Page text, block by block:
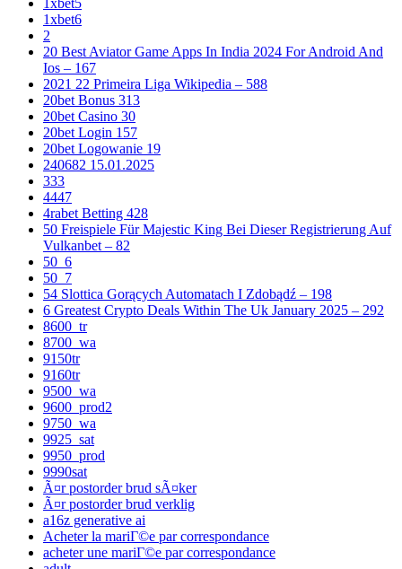
1xbet5
1xbet6
2
20 Best Aviator Game Apps In India 2024 For Android And
Ios – 167
2021 22 Primeira Liga Wikipedia – 588
20bet Bonus 313
20bet Casino 30
20bet Login 157
20bet Logowanie 19
240682 15.01.2025
333
4447
4rabet Betting 428
50 Freispiele Für Majestic King Bei Dieser Registrierung Auf
Vulkanbet – 82
50_6
50_7
54 Slottica Gorących Automatach I Zdobądź – 198
6 Greatest Crypto Deals Within The Uk January 2025 – 292
8600_tr
8700_wa
9150tr
9160tr
9500_wa
9600_prod2
9750_wa
9925_sat
9950_prod
9990sat
Ã¤r postorder brud sÃ¤ker
Ã¤r postorder brud verklig
a16z generative ai
Acheter la mariГ©e par correspondance
acheter une mariГ©e par correspondance